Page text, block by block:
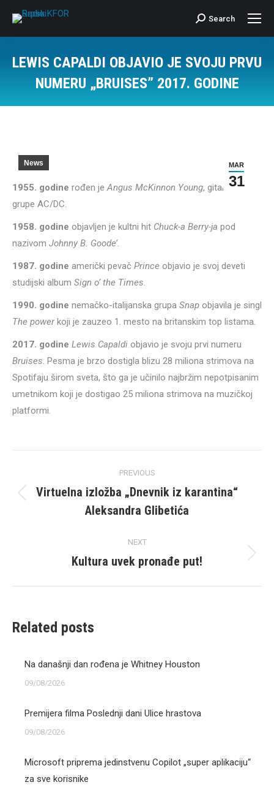
Search:
Search
LEWIS CAPALDI OBJAVIO JE SVOJU PRVU
NUMERU „BRUISES” 2017. GODINE
MAR
31
News
1955. godine rođen jeAngus McKinnon Young, gitarista
grupe AC/DC.
1958. godine objavljen je kultni hit Chuck-a Berry-ja pod
nazivom Johnny B. Goode’.
1987. godine američki pevač Prince objavio je svoj deveti
studijski album Sign o’ the Times.
1990. godine nemačko-italijanska grupa Snap objavila je singl
The powerkoji je zauzeo 1. mesto na britanskim top listama.
2017. godine Lewis Capaldi objavio je svoju prvi numeru
Bruises. Pesma je brzo dostigla blizu 28 miliona strimova na
Spotifaju širom sveta, što ga je učinilo najbržim nepotpisanim
umetnikom koji je dostigao 25 miliona strimova na muzičkoj
platformi.
navigation
PREVIOUS
Previous
post:
Virtuelna izložba „Dnevnik iz karantina“
Aleksandra Glibetića
NEXT
Next
Kultura uvek pronađe put!
Related posts
Na današnji dan rođena je Whitney Houston
09/08/2026
Premijera filma Poslednji dani Ulice hrastova
09/08/2026
Microsoft priprema jedinstvenu Copilot „super aplikaciju“
za sve korisnike